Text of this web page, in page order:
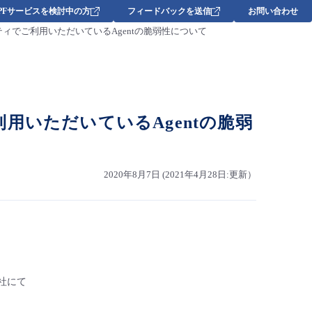
サービスを検討中の方 フィードバックを送信 お問い合わせ
ィでご利用いただいているAgentの脆弱性について
いただいているAgentの脆弱
2020年8月7日 (2021年4月28日:更新）
にて